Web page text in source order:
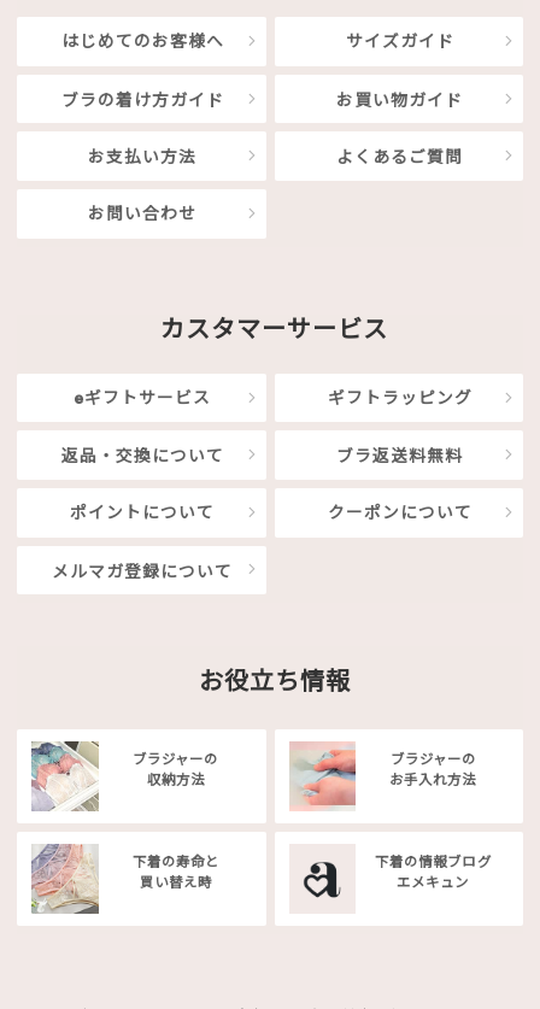
はじめてのお客様へ サイズガイド
ブラの着け方ガイド お買い物ガイド
お支払い方法 よくあるご質問
お問い合わせ
カスタマーサービス
eギフトサービス ギフトラッピング
返品・交換について ブラ返送料無料
ポイントについて クーポンについて
メルマガ登録について
お役立ち情報
ブラジャーの
収納方法
ブラジャーの
お手入れ方法
下着の寿命と
買い替え時
下着の情報ブログ
エメキュン